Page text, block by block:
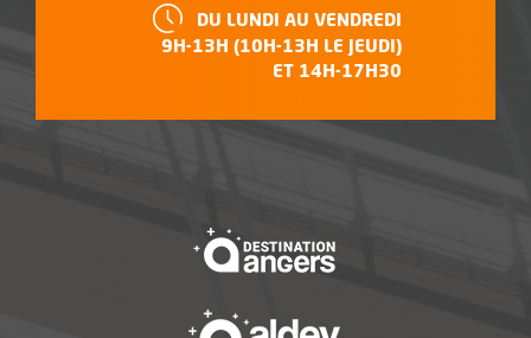
HORAIRES :
DU LUNDI AU VENDREDI
9H-13H (10H-13H LE JEUDI)
ET 14H-17H30